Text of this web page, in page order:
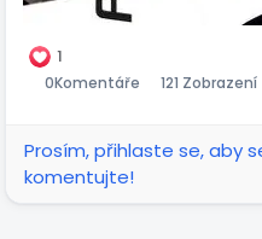
1
0Komentáře 121 Zobrazení
Prosím, přihlaste se, aby
komentujte!